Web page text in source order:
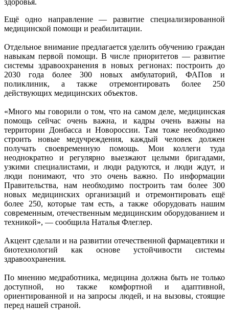
Ещё одно направление — развитие специализированной
медицинской помощи и реабилитации.
Отдельное внимание предлагается уделить обучению граждан
навыкам первой помощи. В числе приоритетов — развитие
системы здравоохранения в новых регионах: построить до
2030 года более 300 новых амбулаторий, ФАПов и
поликлиник, а также отремонтировать более 250
действующих медицинских объектов.
«Много мы говорили о том, что на самом деле, медицинская
помощь сейчас очень важна, и кадры очень важны на
территории Донбасса и Новороссии. Там тоже необходимо
строить новые медучреждения, каждый человек должен
получать своевременную помощь. Мои коллеги туда
неоднократно и регулярно выезжают целыми бригадами,
узкими специалистами, и люди радуются, и люди ждут, и
люди понимают, что это очень важно. По информации
Правительства, нам необходимо построить там более 300
новых медицинских организаций и отремонтировать ещё
более 250, которые там есть, а также оборудовать нашим
современным, отечественным медицинским оборудованием и
техникой», — сообщила Наталья Флеглер.
Акцент сделали и на развитии отечественной фармацевтики и
биотехнологий как основе устойчивости системы
здравоохранения.
По мнению медработника, медицина должна быть не только
доступной, но также комфортной и адаптивной,
ориентированной и на запросы людей, и на вызовы, стоящие
перед нашей страной.